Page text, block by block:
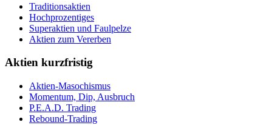
Traditionsaktien
Hochprozentiges
Superaktien und Faulpelze
Aktien zum Vererben
Aktien kurzfristig
Aktien-Masochismus
Momentum, Dip, Ausbruch
P.E.A.D. Trading
Rebound-Trading